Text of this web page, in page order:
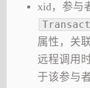
xid，参与
属性，关
远程调用
于该参与